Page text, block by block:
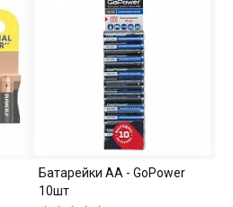
Батарейки АА - GoPower
10шт